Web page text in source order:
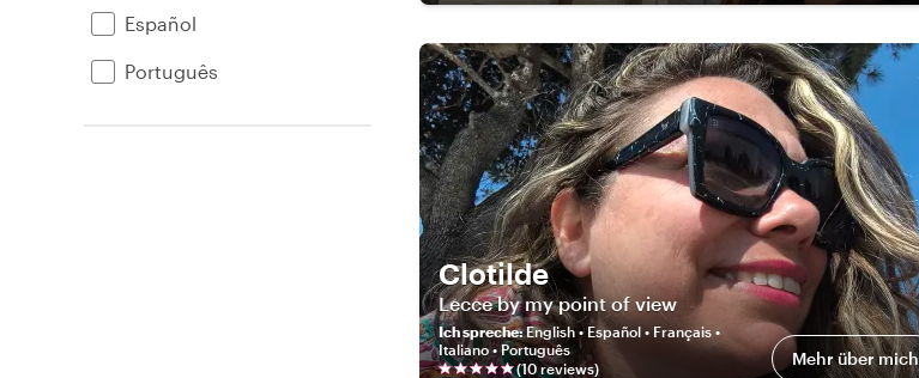
Español
Português
Clotilde
Lecce by my point of view
Ich spreche:English • Español • Français •
Italiano • Português
(10reviews) Mehr über mich